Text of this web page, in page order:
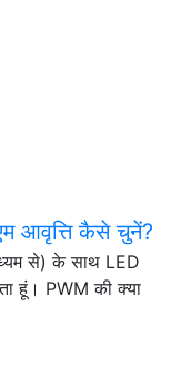
आवृत्ति कैसे चुनें?
से) के साथ LED
हूं। PWM की क्या